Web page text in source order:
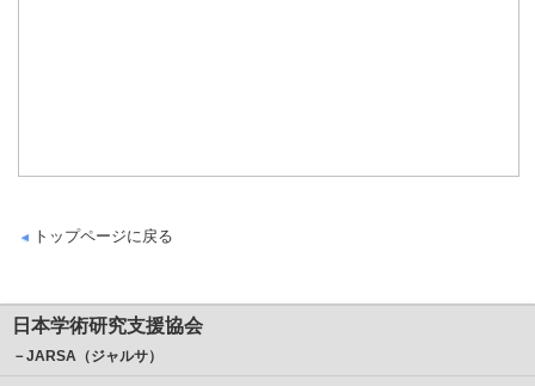
トップページに戻る
日本学術研究支援協会
－JARSA（ジャルサ）